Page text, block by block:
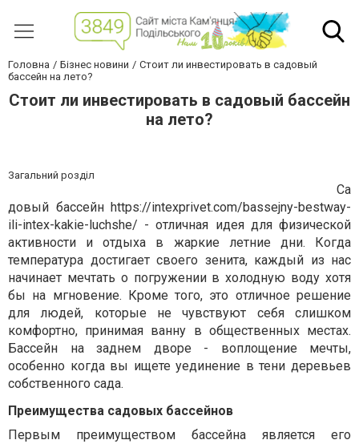
Головна Бізнес новини
Стоит ли инвестировать в садовый
бассейн на лето?
Стоит ли инвестировать в садовый бассейн
на лето?
Загальний розділ
Са
довый бассейн https://intexprivet.com/bassejny-bestway-
ili-intex-kakie-luchshe/ - отличная идея для физической
активности и отдыха в жаркие летние дни. Когда
температура достигает своего зенита, каждый из нас
начинает мечтать о погружении в холодную воду хотя
бы на мгновение. Кроме того, это отличное решение
для людей, которые не чувствуют себя слишком
комфортно, принимая ванну в общественных местах.
Бассейн на заднем дворе - воплощение мечты,
особенно когда вы ищете уединение в тени деревьев
собственного сада.
Преимущества садовых бассейнов
Первым преимуществом бассейна является его